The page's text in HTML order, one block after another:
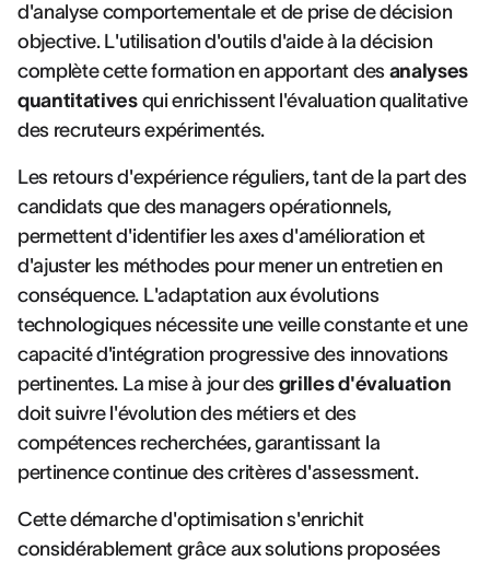
d'analyse comportementale et de prise de décision
objective. L'utilisation d'outils d'aide à la décision
complète cette formation en apportant des analyses
quantitativesqui enrichissent l'évaluation qualitative
des recruteurs expérimentés.
Les retours d'expérience réguliers, tant de la part des
candidats que des managers opérationnels,
permettent d'identifier les axes d'amélioration et
d'ajuster les méthodes pour mener un entretien en
conséquence. L'adaptation aux évolutions
technologiques nécessite une veille constante et une
capacité d'intégration progressive des innovations
pertinentes. La mise à jour des grilles d'évaluation
doit suivre l'évolution des métiers et des
compétences recherchées, garantissant la
pertinence continue des critères d'assessment.
Cette démarche d'optimisation s'enrichit
considérablement grâce aux solutions proposées